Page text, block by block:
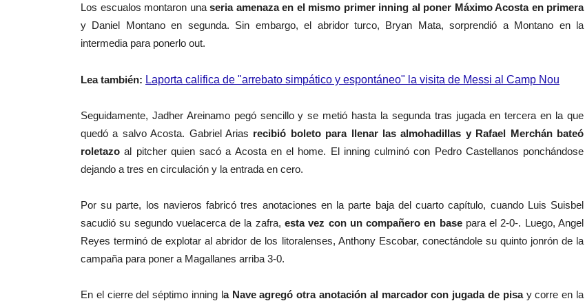
Los escualos montaron una seria amenaza en el mismo primer inning al poner Máximo Acosta en primera
y Daniel Montano en segunda. Sin embargo, el abridor turco, Bryan Mata, sorprendió a Montano en la
intermedia para ponerlo out.
Lea también: Laporta califica de "arrebato simpático y espontáneo" la visita de Messi al Camp Nou
Seguidamente, Jadher Areinamo pegó sencillo y se metió hasta la segunda tras jugada en tercera en la que
quedó a salvo Acosta. Gabriel Arias recibió boleto para llenar las almohadillas y Rafael Merchán bateó
roletazo al pitcher quien sacó a Acosta en el home. El inning culminó con Pedro Castellanos ponchándose
dejando a tres en circulación y la entrada en cero.
Por su parte, los navieros fabricó tres anotaciones en la parte baja del cuarto capítulo, cuando Luis Suisbel
sacudió su segundo vuelacerca de la zafra, esta vez con un compañero en base para el 2-0-. Luego, Angel
Reyes terminó de explotar al abridor de los litoralenses, Anthony Escobar, conectándole su quinto jonrón de la
campaña para poner a Magallanes arriba 3-0.
En el cierre del séptimo inning la Nave agregó otra anotación al marcador con jugada de pisa y corre en la